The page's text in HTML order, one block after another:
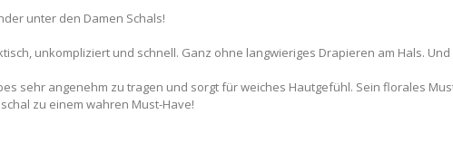
unter den Damen Schals!
unkompliziert und schnell. Ganz ohne langwieriges Drapieren am Hals.
sehr angenehm zu tragen und sorgt für weiches Hautgefühl. Sein florales
zu einem wahren Must-Have!